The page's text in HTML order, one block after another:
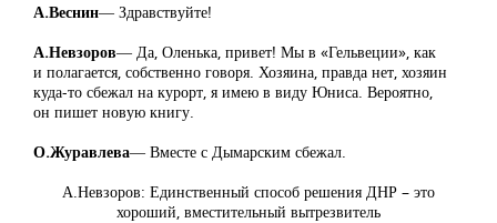
А.Веснин― Здравствуйте!
А.Невзоров― Да, Оленька, привет! Мы в «Гельвеции», как
и полагается, собственно говоря. Хозяина, правда нет, хозяин
куда-то сбежал на курорт, я имею в виду Юниса. Вероятно,
он пишет новую книгу.
О.Журавлева― Вместе с Дымарским сбежал.
А.Невзоров: Единственный способ решения ДНР – это
хороший, вместительный вытрезвитель